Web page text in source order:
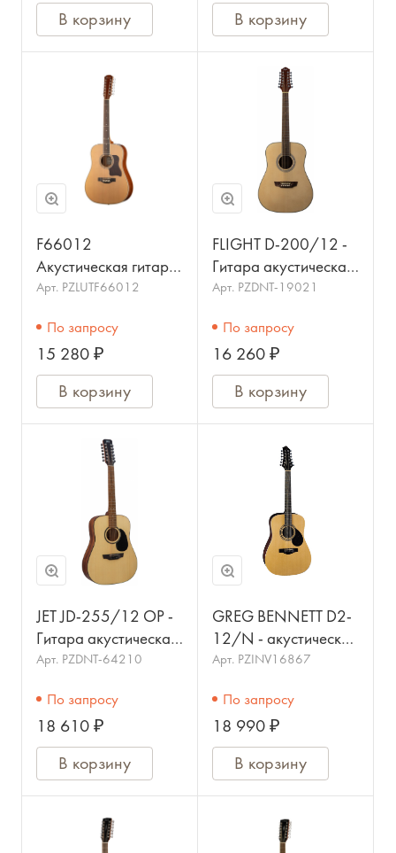
В корзину
В корзину
F66012
Акустическая гитара
12-струнная, цвет
CARAYA
Арт. PZLUTF66012
По запросу
15 280 ₽
В корзину
FLIGHT D-200/12 -
Гитара акустическая
12-струнная
Арт. PZDNT-19021
По запросу
16 260 ₽
В корзину
JET JD-255/12 OP -
Гитара акустическая
12-струнная
Арт. PZDNT-64210
По запросу
18 610 ₽
В корзину
GREG BENNETT D2-
12/N - акустическая
гитара 12-струнная,
натуральный
Арт. PZINV16867
По запросу
18 990 ₽
В корзину